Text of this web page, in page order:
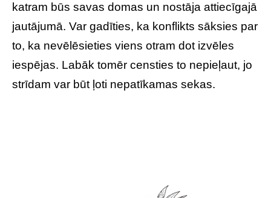
katram būs savas domas un nostāja attiecīgajā
jautājumā. Var gadīties, ka konflikts sāksies par
to, ka nevēlēsieties viens otram dot izvēles
iespējas. Labāk tomēr censties to nepieļaut, jo
strīdam var būt ļoti nepatīkamas sekas.